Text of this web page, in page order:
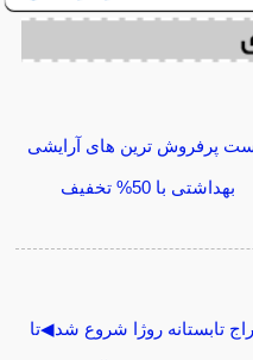
پرفروش ترین های آرایشی
بهداشتی با 50% تخفیف
تابستانه روژا شروع شد◀تا